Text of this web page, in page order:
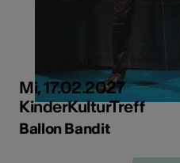
Mi, 17.02.2027
KinderKulturTreff
Ballon Bandit